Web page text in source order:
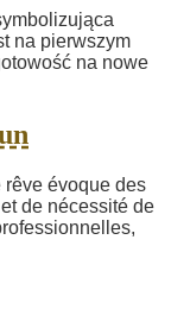
rêve évoque des
de nécessité de